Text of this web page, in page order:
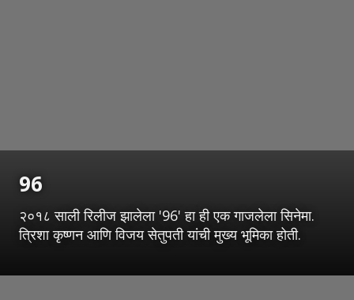
96
२०१८ साली रिलीज झालेला '96' हा ही एक गाजलेला सिनेमा.
त्रिशा कृष्णन आणि विजय सेतुपती यांची मुख्य भूमिका होती.